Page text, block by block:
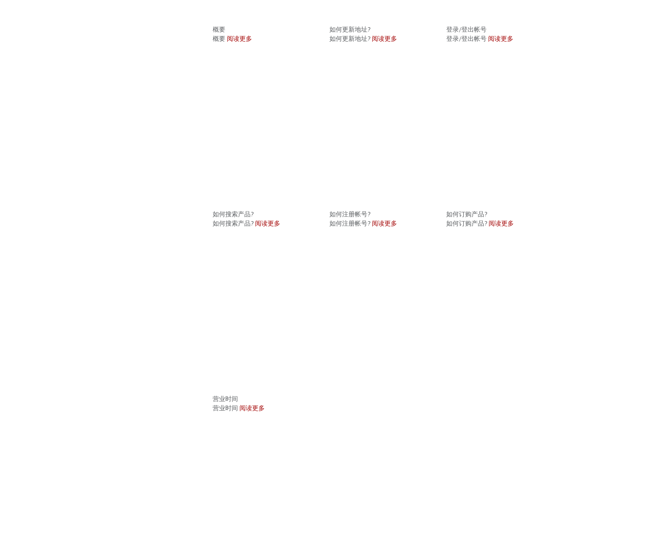
概要
概要 阅读更多
如何更新地址?
如何更新地址? 阅读更多
登录/登出帐号
登录/登出帐号 阅读更多
如何搜索产品?
如何搜索产品? 阅读更多
如何注册帐号?
如何注册帐号? 阅读更多
如何订购产品?
如何订购产品? 阅读更多
营业时间
营业时间 阅读更多